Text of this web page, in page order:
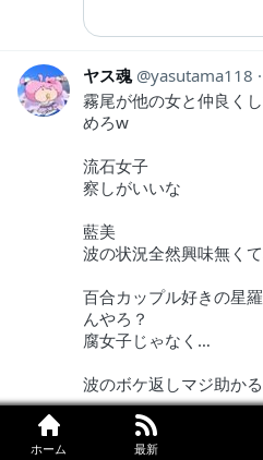
ホーム 最新
ヤス魂 yasutama118
霧尾が他の女と仲良く
めろw
流石女子
察しがいいな
藍美
波の状況全然興味無く
百合カップル好きの星
んやろ？
腐女子じゃなく…
波のボケ返しマジ助か
霧尾くん…